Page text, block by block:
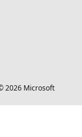
2026 Microsoft